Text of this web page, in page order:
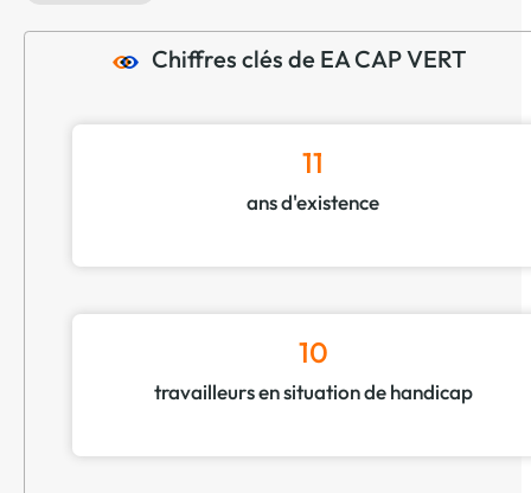
Chiffres clés de EA CAP VERT
11
ans d'existence
10
travailleurs en situation de handicap